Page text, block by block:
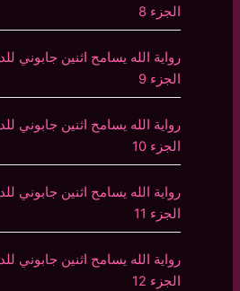
الجزء 8
رواية الله يسامح اثنين جابوني
الجزء 9
رواية الله يسامح اثنين جابوني
الجزء 10
رواية الله يسامح اثنين جابوني
الجزء 11
رواية الله يسامح اثنين جابوني
الجزء 12